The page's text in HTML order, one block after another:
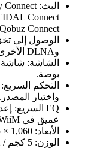
Qobuz Connect؛ DLNA.
وDLNA الأخرى.
بوصة.
التحكم
واختيار المصدر.
عميق في WiiM.
الأبعاد: 1,060 × 105 × 74 مم (70 مم بدون قاعدة).
الوزن: 5 كجم / 11.02 رطل.